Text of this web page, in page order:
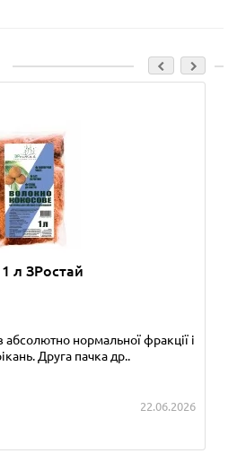
л ЗРостай
абсолютно нормальної фракції і
Друга пачка др..
22.06.2026